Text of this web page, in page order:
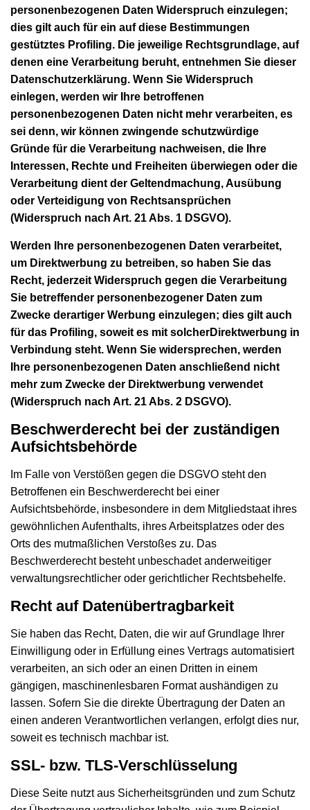
personenbezogenen Daten Widerspruch einzulegen;
dies gilt auch für ein auf diese Bestimmungen
gestütztes Profiling. Die jeweilige Rechtsgrundlage, auf
denen eine Verarbeitung beruht, entnehmen Sie dieser
Datenschutzerklärung. Wenn Sie Widerspruch
einlegen, werden wir Ihre betroffenen
personenbezogenen Daten nicht mehr verarbeiten, es
sei denn, wir können zwingende schutzwürdige
Gründe für die Verarbeitung nachweisen, die Ihre
Interessen, Rechte und Freiheiten überwiegen oder die
Verarbeitung dient der Geltendmachung, Ausübung
oder Verteidigung von Rechtsansprüchen
(Widerspruch nach Art. 21 Abs. 1 DSGVO).
Werden Ihre personenbezogenen Daten verarbeitet,
um Direktwerbung zu betreiben, so haben Sie das
Recht, jederzeit Widerspruch gegen die Verarbeitung
Sie betreffender personenbezogener Daten zum
Zwecke derartiger Werbung einzulegen; dies gilt auch
für das Profiling, soweit es mit solcherDirektwerbung in
Verbindung steht. Wenn Sie widersprechen, werden
Ihre personenbezogenen Daten anschließend nicht
mehr zum Zwecke der Direktwerbung verwendet
(Widerspruch nach Art. 21 Abs. 2 DSGVO).
Beschwerderecht bei der zuständigen
Aufsichtsbehörde
Im Falle von Verstößen gegen die DSGVO steht den
Betroffenen ein Beschwerderecht bei einer
Aufsichtsbehörde, insbesondere in dem Mitgliedstaat ihres
gewöhnlichen Aufenthalts, ihres Arbeitsplatzes oder des
Orts des mutmaßlichen Verstoßes zu. Das
Beschwerderecht besteht unbeschadet anderweitiger
verwaltungsrechtlicher oder gerichtlicher Rechtsbehelfe.
Recht auf Datenübertragbarkeit
Sie haben das Recht, Daten, die wir auf Grundlage Ihrer
Einwilligung oder in Erfüllung eines Vertrags automatisiert
verarbeiten, an sich oder an einen Dritten in einem
gängigen, maschinenlesbaren Format aushändigen zu
lassen. Sofern Sie die direkte Übertragung der Daten an
einen anderen Verantwortlichen verlangen, erfolgt dies nur,
soweit es technisch machbar ist.
SSL- bzw. TLS-Verschlüsselung
Diese Seite nutzt aus Sicherheitsgründen und zum Schutz